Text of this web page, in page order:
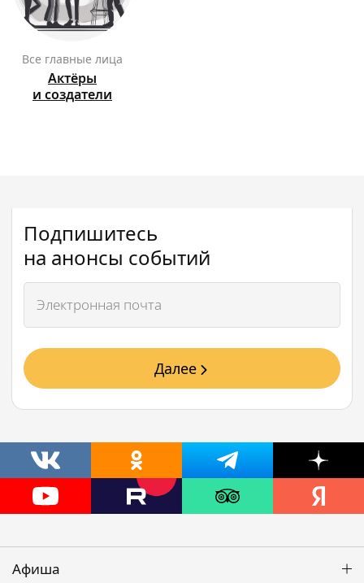
Все главные лица
Актёры
и создатели
Подпишитесь
на анонсы событий
Далее
Афиша